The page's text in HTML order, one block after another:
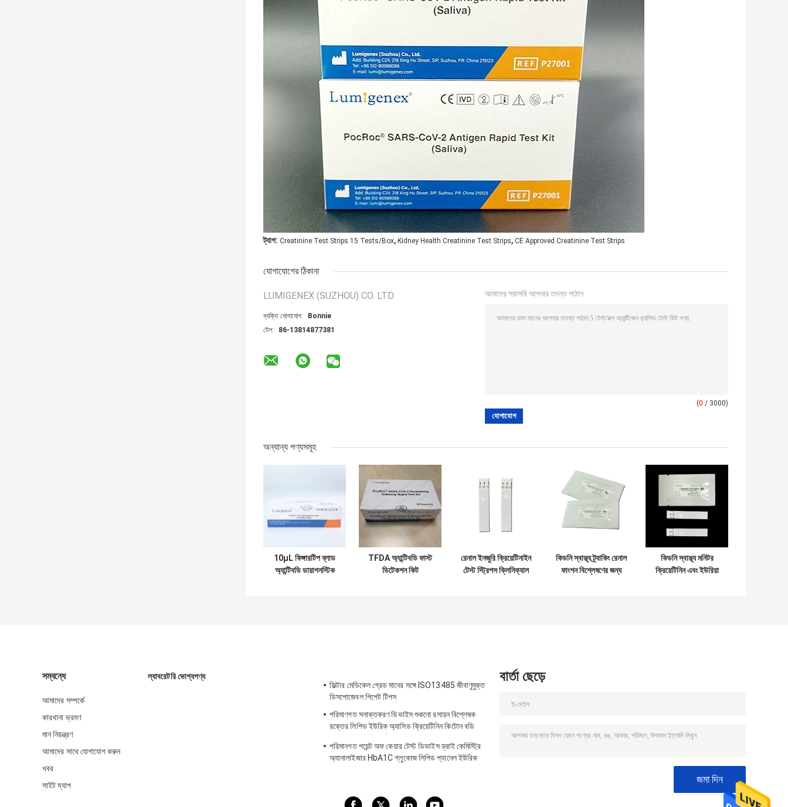
ট্যাগ: Creatinine Test Strips 15 Tests/Box, Kidney Health Creatinine Test Strips, CE Approved Creatinine Test Strips
যোগাযোগের ঠিকানা
LUMIGENEX (SUZHOU) CO. LTD
ব্যক্তি যোগাযোগ:
Bonnie
টেল:
86-13814877381
আমাদের সরাসরি আপনার তদন্ত পাঠান
(0 / 3000)
অন্যান্য পণ্যসমূহ
10μL ফিঙ্গারটিপ ব্লাড
অ্যান্টিবডি ডায়াগনস্টিক
TFDA অ্যান্টিবডি ফাস্ট
ডিটেকশন কিট
রেনাল ইনজুরি ক্রিয়েটিনাইন
টেস্ট স্ট্রিপস ক্লিনিক্যাল
কিডনি স্বাস্থ্য ট্র্যাকিং রেনাল
ফাংশন বিশ্লেষণের জন্য
কিডনি স্বাস্থ্য মনিটর
ক্রিয়েটিনিন এবং ইউরিয়া
সম্বন্ধে
আমাদের সম্পর্কে
কারখানা ভ্রমণ
মান নিয়ন্ত্রণ
আমাদের সাথে যোগাযোগ করুন
খবর
সাইট ম্যাপ
ল্যাবরেটরি ভোগ্যপণ্য
ফিল্টার মেডিকেল গ্রেড মানের সঙ্গে ISO13485 জীবাণুমুক্ত
ডিসপোজেবল পিপেট টিপস
পরিমাণগত সনাক্তকরণ ডিভাইস শুকনো রসায়ন বিশ্লেষক
রক্তের লিপিড ইউরিক অ্যাসিড ক্রিয়েটিনিন কিটোন বডি
পরিমানগত পয়েন্ট অফ কেয়ার টেস্ট ডিভাইস ড্রাই কেমিস্ট্রি
অ্যানালাইজার HbA1C গ্লুকোজ লিপিড প্যানেল ইউরিক
বার্তা ছেড়ে